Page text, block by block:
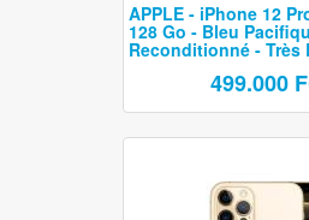
APPLE - iPhone 12
128 Go - Bleu
Reconditionné - Très
499.000